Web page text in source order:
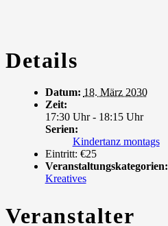
Details
Datum: 18. März 2030
Zeit:
17:30 Uhr - 18:15 Uhr
Serien:
Kindertanz montags
Eintritt: €25
Veranstaltungskategorien:
Kreatives
Veranstalter